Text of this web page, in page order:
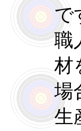
で
職
材
場
生